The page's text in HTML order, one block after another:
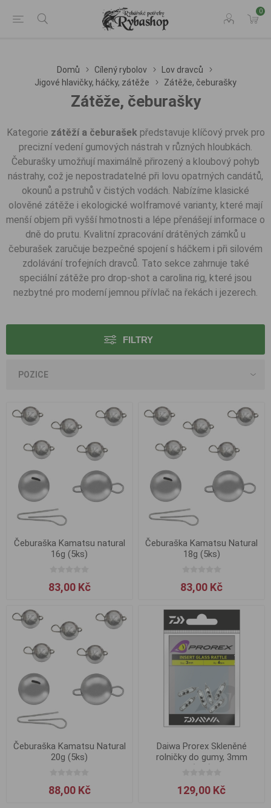
0
Domů Cílený rybolov
Lov dravců
Jigové hlavičky, háčky, zátěže
Zátěže, čeburašky
Zátěže, čeburašky
Kategorie zátěží a čeburašekpředstavuje klíčový prvek pro
precizní vedení gumových nástrah v různých hloubkách.
Čeburašky umožňují maximálně přirozený a kloubový pohyb
nástrahy, což je nepostradatelné při lovu opatrných candátů,
okounů a pstruhů v čistých vodách. Nabízíme klasické
olověné zátěže i ekologické wolframové varianty, které mají
menší objem při vyšší hmotnosti a lépe přenášejí informace o
dně do prutu. Kvalitní zpracování drátěných zámků u
čeburašek zaručuje bezpečné spojení s háčkem i při silovém
zdolávání trofejních dravců. Tato sekce zahrnuje také
speciální zátěže pro drop-shot a carolina rig, které jsou
nezbytné pro moderní jemnou přívlač na řekách i jezerech.
FILTRY
Čeburaška Kamatsu natural
16g (5ks)
83,00 Kč
Čeburaška Kamatsu Natural
18g (5ks)
83,00 Kč
Čeburaška Kamatsu Natural
20g (5ks)
88,00 Kč
Daiwa Prorex Skleněné
rolničky do gumy, 3mm
(6ks)
129,00 Kč